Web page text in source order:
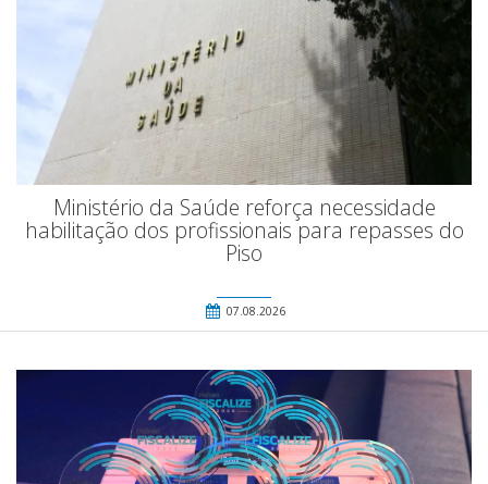
Ministério da Saúde reforça necessidade
habilitação dos profissionais para repasses do
Piso
07.08.2026